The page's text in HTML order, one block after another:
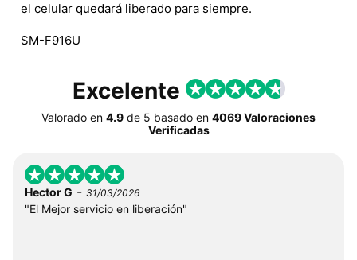
el celular quedará liberado para siempre.
SM-F916U
Excelente
Valorado en 4.9 de 5 basado en 4069 Valoraciones
Verificadas
Hector G - 31/03/2026
"El Mejor servicio en liberación"